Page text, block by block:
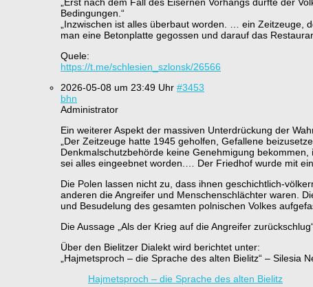
Bedingungen.“
„Inzwischen ist alles überbaut worden. … ein
man eine Betonplatte gegossen und darauf das
Quele:
https://t.me/schlesien_szlonsk/26566
2026-05-08 um 23:49 Uhr #3453
bhn
Administrator
Ein weiterer Aspekt der massiven Unterdrückung der
„Der Zeitzeuge hatte 1945 geholfen, Gefallene
Denkmalschutzbehörde keine Genehmigung
sei alles eingeebnet worden.… Der Friedhof wurde mit
Die Polen lassen nicht zu, dass ihnen geschichtlich-
anderen die Angreifer und Menschenschlächter waren.
und Besudelung des gesamten polnischen Volkes
Die Aussage „Als der Krieg auf die Angreifer
Über den Bielitzer Dialekt wird berichtet unter:
„Hajmetsproch – die Sprache des alten Bielitz“ – Silesia
Hajmetsproch – die Sprache des alten Bielitz